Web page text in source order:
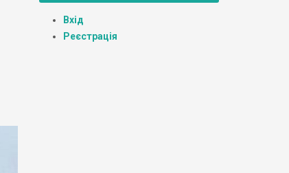
Вхід
Реєстрація